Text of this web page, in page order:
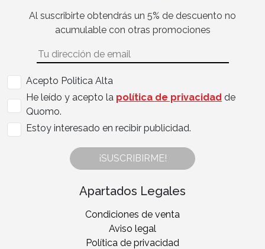
Al suscribirte obtendrás un 5% de descuento no
acumulable con otras promociones
Acepto Politica Alta
He leído y acepto la política de privacidad de
Quomo.
Estoy interesado en recibir publicidad.
¡SUSCRIBIRME!
Apartados Legales
Condiciones de venta
Aviso legal
Política de privacidad